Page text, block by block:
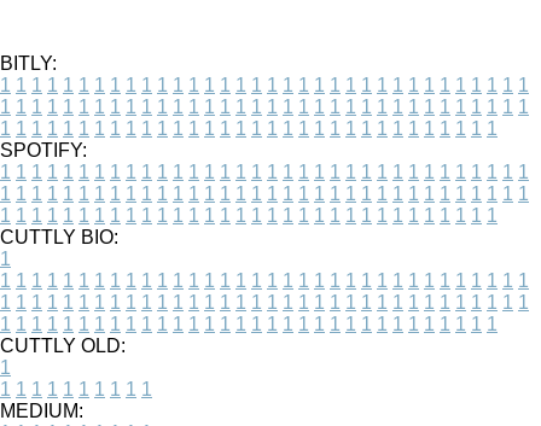
BITLY:
1 1 1 1 1 1 1 1 1 1 1 1 1 1 1 1 1 1 1 1 1 1 1 1 1 1 1 1 1 1 1 1 1 1
1 1 1 1 1 1 1 1 1 1 1 1 1 1 1 1 1 1 1 1 1 1 1 1 1 1 1 1 1 1 1 1 1 1
1 1 1 1 1 1 1 1 1 1 1 1 1 1 1 1 1 1 1 1 1 1 1 1 1 1 1 1 1 1 1 1
SPOTIFY:
1 1 1 1 1 1 1 1 1 1 1 1 1 1 1 1 1 1 1 1 1 1 1 1 1 1 1 1 1 1 1 1 1 1
1 1 1 1 1 1 1 1 1 1 1 1 1 1 1 1 1 1 1 1 1 1 1 1 1 1 1 1 1 1 1 1 1 1
1 1 1 1 1 1 1 1 1 1 1 1 1 1 1 1 1 1 1 1 1 1 1 1 1 1 1 1 1 1 1 1
CUTTLY BIO:
1
1 1 1 1 1 1 1 1 1 1 1 1 1 1 1 1 1 1 1 1 1 1 1 1 1 1 1 1 1 1 1 1 1 1
1 1 1 1 1 1 1 1 1 1 1 1 1 1 1 1 1 1 1 1 1 1 1 1 1 1 1 1 1 1 1 1 1 1
1 1 1 1 1 1 1 1 1 1 1 1 1 1 1 1 1 1 1 1 1 1 1 1 1 1 1 1 1 1 1 1
CUTTLY OLD:
1
1 1 1 1 1 1 1 1 1 1
MEDIUM: